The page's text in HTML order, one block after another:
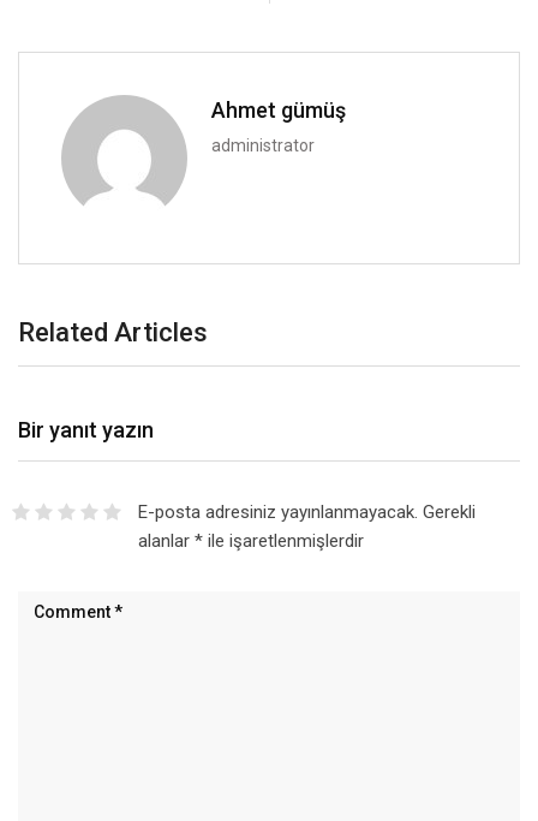
Ahmet gümüş
administrator
Related Articles
Bir yanıt yazın
E-posta adresiniz yayınlanmayacak. Gerekli
alanlar *ile işaretlenmişlerdir